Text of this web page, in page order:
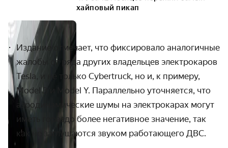
хайповый пикап
Издание отмечает, что фиксировало аналогичные
жалобы от ряда других владельцев электрокаров
Tesla, и не только Cybertruck, но и, к примеру,
Model 3 и Model Y. Параллельно уточняется, что
аэродинамические шумы на электрокарах могут
иметь гораздо более негативное значение, так
как не заглушаются звуком работающего ДВС.